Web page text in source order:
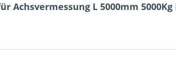
L 5000mm 5000Kg